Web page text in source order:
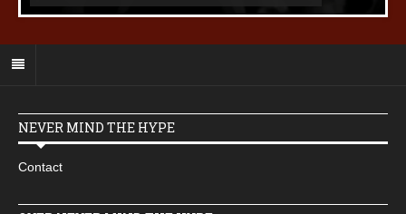
NEVER MIND THE HYPE
Contact